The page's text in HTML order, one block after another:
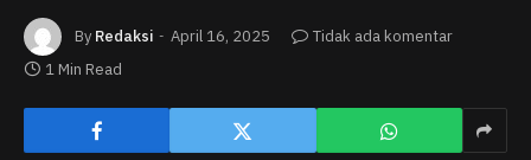
By Redaksi April 16, 2025
Tidak ada komentar
1 Min Read